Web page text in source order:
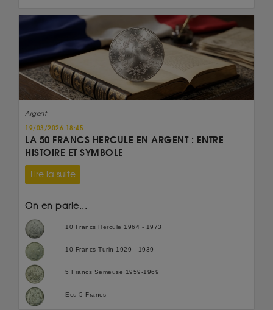
Argent
19/03/2026 18:45
LA 50 FRANCS HERCULE EN ARGENT : ENTRE
HISTOIRE ET SYMBOLE
Lire la suite
On en parle...
10 Francs Hercule 1964 - 1973
10 Francs Turin 1929 - 1939
5 Francs Semeuse 1959-1969
Ecu 5 Francs